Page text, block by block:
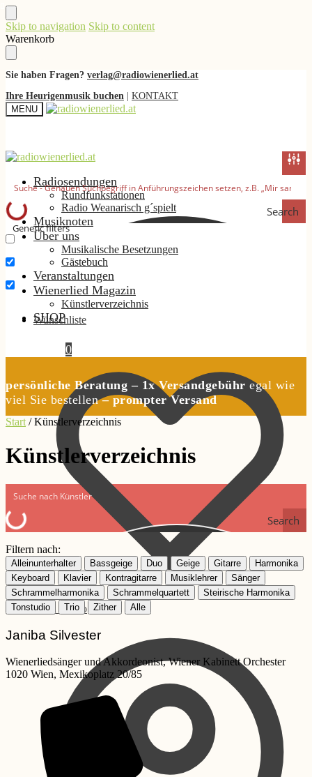
Skip to navigation Skip to content
Warenkorb
Sie haben Fragen? verlag@radiowienerlied.at
Ihre Heurigenmusik buchen
KONTAKT
MENU
Search
Generic filters
Nur exakte Ergebnisse
Suche im Titel
Suche im Inhalt
Wunschliste
Mein Konto
Radiosendungen
Rundfunkstationen
Radio Weanarisch g´spielt
Musiknoten
Über uns
Musikalische Besetzungen
Gästebuch
Veranstaltungen
Wienerlied Magazin
Künstlerverzeichnis
SHOP
0
persönliche Beratung – 1x Versandgebühr egal wie
viel Sie bestellen– prompter Versand
Start /Künstlerverzeichnis
Künstlerverzeichnis
Search
Filtern nach:
Alleinunterhalter Bassgeige Duo Geige Gitarre
Harmonika
Keyboard
Klavier Kontragitarre Musiklehrer
Sänger
Schrammelharmonika
Schrammelquartett
Steirische Harmonika
Tonstudio
Trio Zither Alle
Janiba Silvester
Wienerliedsänger und Akkordeonist, Wiener Kabinett Orchester
1020 Wien, Mexikoplatz 20/85